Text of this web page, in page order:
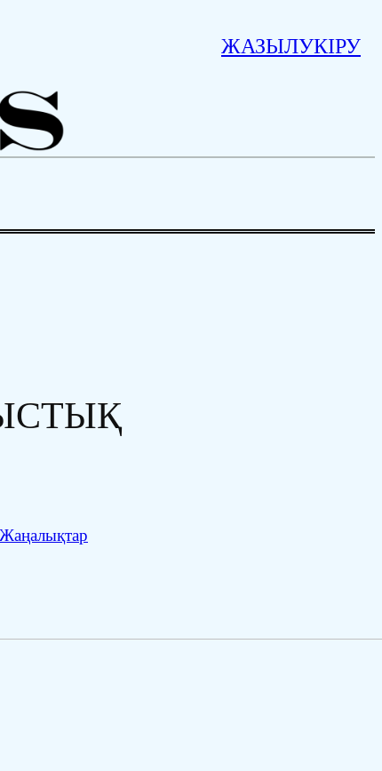
ЖАЗЫЛУКІРУ
Жаңалықтар